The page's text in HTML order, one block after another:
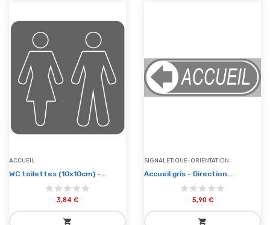
ACCUEIL
WC toilettes (10x10cm) -...
3,84 €
shopping_cart
SIGNALETIQUE-ORIENTATION
Accueil gris - Direction...
5,90 €
shopping_cart